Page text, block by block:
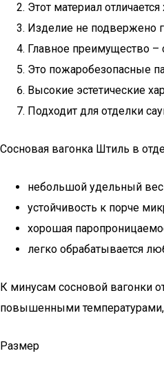
Этот материал
Изделие не подвержено
Главное преимущество –
Это пожаробезопасные
Высокие эстетические
Подходит для отделки
Сосновая вагонка Штиль в
небольшой удельный
устойчивость к порче
хорошая
легко обрабатывается
К минусам сосновой вагонки
повышенными
Размер